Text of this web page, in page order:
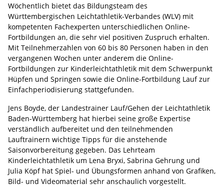
Wöchentlich bietet das Bildungsteam des
Württembergischen Leichtathletik-Verbandes (WLV) mit
kompetenten Fachexperten unterschiedlichen Online-
Fortbildungen an, die sehr viel positiven Zuspruch erhalten.
Mit Teilnehmerzahlen von 60 bis 80 Personen haben in den
vergangenen Wochen unter anderem die Online-
Fortbildungen zur Kinderleichtathletik mit dem Schwerpunkt
Hüpfen und Springen sowie die Online-Fortbildung Lauf zur
Einfachperiodisierung stattgefunden.
Jens Boyde, der Landestrainer Lauf/Gehen der Leichtathletik
Baden-Württemberg hat hierbei seine große Expertise
verständlich aufbereitet und den teilnehmenden
Lauftrainern wichtige Tipps für die anstehende
Saisonvorbereitung gegeben. Das Lehrteam
Kinderleichtathletik um Lena Bryxi, Sabrina Gehrung und
Julia Köpf hat Spiel- und Übungsformen anhand von Grafiken,
Bild- und Videomaterial sehr anschaulich vorgestellt.